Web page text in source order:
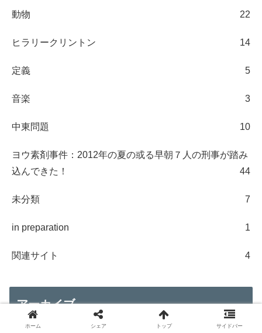
動物 22
ヒラリークリントン 14
定義 5
音楽 3
中東問題 10
ヨウ素剤事件：2012年の夏の或る早朝７人の刑事が踏み
込んできた！
44
未分類 7
in preparation 1
関連サイト 4
アーカイブ
ホーム シェア トップ サイドバー